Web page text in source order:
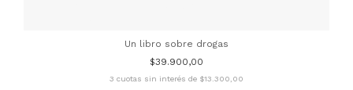
Un libro sobre drogas
$39.900,00
3 cuotas sin interés de $13.300,00